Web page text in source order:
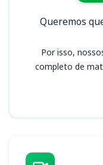
Queremos
Por isso,
completo de